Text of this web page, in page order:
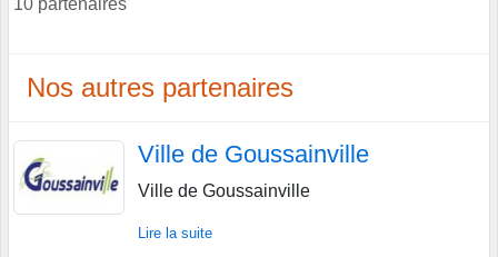
10 partenaires
Nos autres partenaires
Ville de Goussainville
Ville de Goussainville
Lire la suite